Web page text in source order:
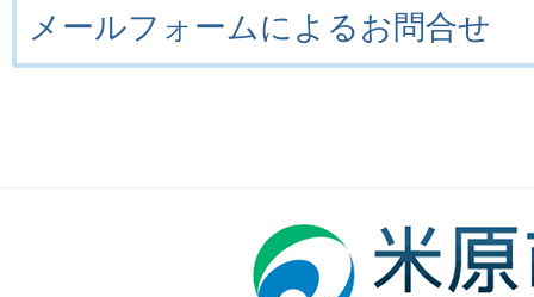
メールフォームによるお問合せ